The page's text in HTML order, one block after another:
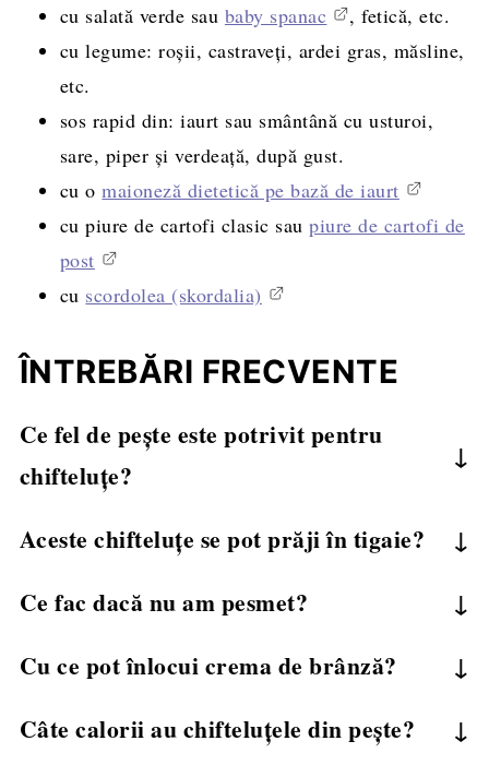
cu salată verde sau baby spanac
, fetică, etc.
cu legume: roșii, castraveți, ardei gras, măsline,
etc.
sos rapid din: iaurt sau smântână cu usturoi,
sare, piper și verdeață, după gust.
cu omaioneză dietetică pe bază de iaurt
cu piure de cartofi clasic saupiure de cartofi de
post
cu scordolea (skordalia)
ÎNTREBĂRI FRECVENTE
Ce fel de pește este potrivit pentru
chifteluțe?
mari este potrivit pentru a face chifteluțe: crap,
Aceste chifteluțe se pot prăji în tigaie?
păstra la fel de bine forma în tigaie. Compoziția
suculentă după coacere.
Ce fac dacă nu am pesmet?
făină.
Cu ce pot înlocui crema de brânză?
cantitate de smântână grasă. Dacă smântâna e
Câte calorii au chifteluțele din pește?